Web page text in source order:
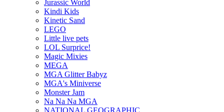
Jurassic World
Kindi Kids
Kinetic Sand
LEGO
Little live pets
LOL Surprice!
Magic Mixies
MEGA
MGA Glitter Babyz
MGA's Miniverse
Monster Jam
Na Na Na MGA
NATIONAL GEOGRAPHIC